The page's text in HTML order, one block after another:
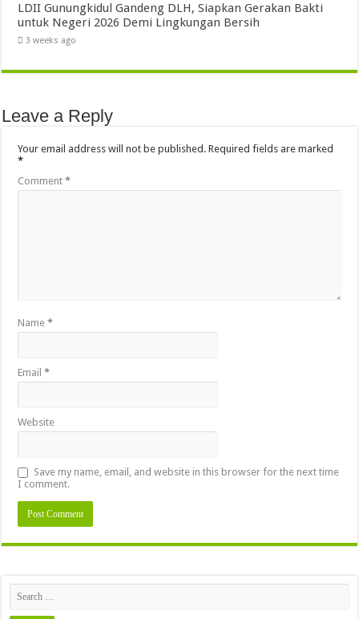
LDII Gunungkidul Gandeng DLH, Siapkan Gerakan Bakti
untuk Negeri 2026 Demi Lingkungan Bersih
3 weeks ago
Leave a Reply
Your email address will not be published. Required fields are marked
*
Comment*
Name*
Email*
Website
Save my name, email, and website in this browser for the next time
I comment.